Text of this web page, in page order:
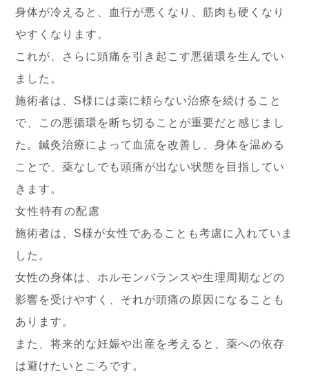
身体が冷えると、血行が悪くなり、筋肉も硬くなり
やすくなります。
これが、さらに頭痛を引き起こす悪循環を生んでい
ました。
施術者は、S様には薬に頼らない治療を続けること
で、この悪循環を断ち切ることが重要だと感じまし
た。鍼灸治療によって血流を改善し、身体を温める
ことで、薬なしでも頭痛が出ない状態を目指してい
きます。
女性特有の配慮
施術者は、S様が女性であることも考慮に入れていま
した。
女性の身体は、ホルモンバランスや生理周期などの
影響を受けやすく、それが頭痛の原因になることも
あります。
また、将来的な妊娠や出産を考えると、薬への依存
は避けたいところです。